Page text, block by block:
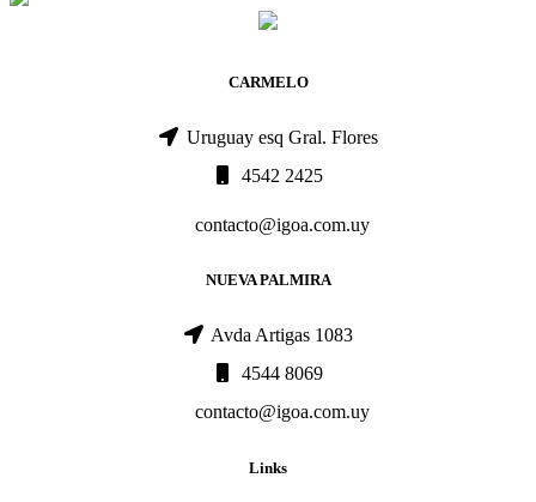
CARMELO
Uruguay esq Gral. Flores
4542 2425
contacto@igoa.com.uy
NUEVA PALMIRA
Avda Artigas 1083
4544 8069
contacto@igoa.com.uy
Links